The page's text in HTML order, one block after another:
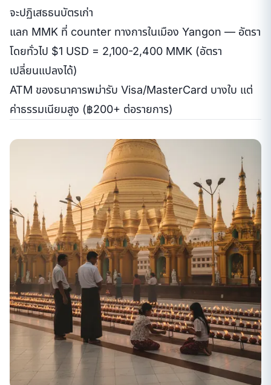
จะปฏิเสธธนบัตรเก่า
แลก MMK ที่ counter ทางการในเมือง Yangon — อัตรา
โดยทั่วไป $1 USD = 2,100-2,400 MMK (อัตรา
เปลี่ยนแปลงได้)
ATM ของธนาคารพม่ารับ Visa/MasterCard บางใบ แต่
ค่าธรรมเนียมสูง (฿200+ ต่อรายการ)